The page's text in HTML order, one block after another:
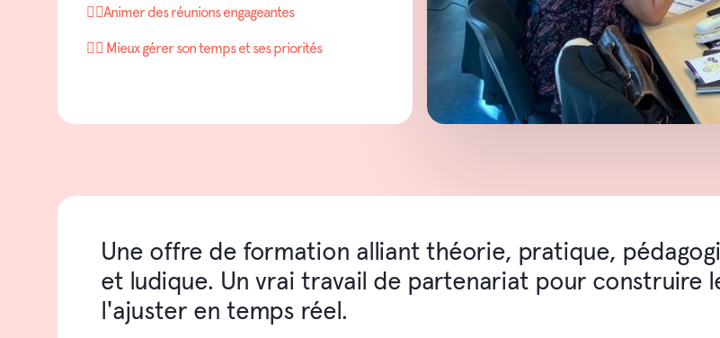
👉🏽Animer des réunions engageantes
👉🏽 Mieux gérer son temps et ses priorités
Une offre de formation alliant théorie, pratique,
et ludique. Un vrai travail de partenariat pour construire
l'ajuster en temps réel.